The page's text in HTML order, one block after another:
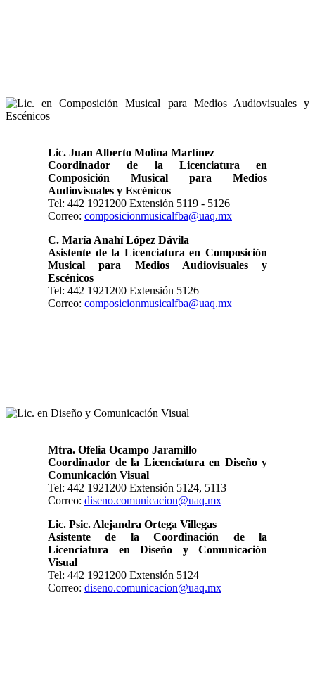
Lic. Juan Alberto Molina Martínez
Coordinador de la Licenciatura en
Composición Musical para Medios
Audiovisuales y Escénicos
Tel: 442 1921200 Extensión 5119 - 5126
Correo: composicionmusicalfba@uaq.mx
C. María Anahí López Dávila
Asistente de la Licenciatura en Composición
Musical para Medios Audiovisuales y
Escénicos
Tel: 442 1921200 Extensión 5126
Correo: composicionmusicalfba@uaq.mx
Mtra. Ofelia Ocampo Jaramillo
Coordinador de la Licenciatura en Diseño y
Comunicación Visual
Tel: 442 1921200 Extensión 5124, 5113
Correo: diseno.comunicacion@uaq.mx
Lic. Psic. Alejandra Ortega Villegas
Asistente de la Coordinación de la
Licenciatura en Diseño y Comunicación
Visual
Tel: 442 1921200 Extensión 5124
Correo: diseno.comunicacion@uaq.mx